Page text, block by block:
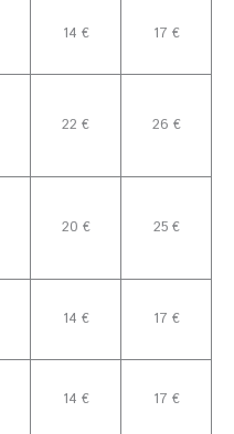
14 € 17 €
22 € 26 €
20 € 25 €
14 € 17 €
14 € 17 €